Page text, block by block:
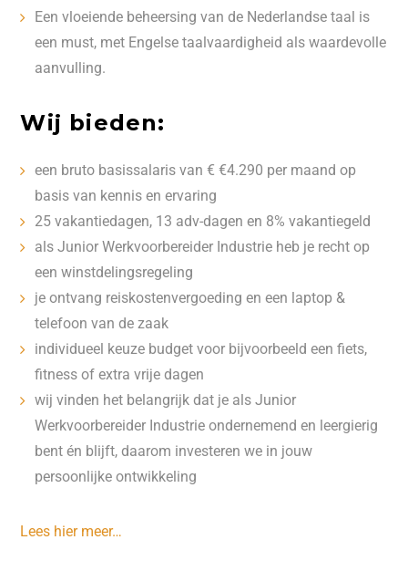
Een vloeiende beheersing van de Nederlandse taal is
een must, met Engelse taalvaardigheid als waardevolle
aanvulling.
Wij bieden:
een bruto basissalaris van € €4.290 per maand op
basis van kennis en ervaring
25 vakantiedagen, 13 adv-dagen en 8% vakantiegeld
als Junior Werkvoorbereider Industrie heb je recht op
een winstdelingsregeling
je ontvang reiskostenvergoeding en een laptop &
telefoon van de zaak
individueel keuze budget voor bijvoorbeeld een fiets,
fitness of extra vrije dagen
wij vinden het belangrijk dat je als Junior
Werkvoorbereider Industrie ondernemend en leergierig
bent én blijft, daarom investeren we in jouw
persoonlijke ontwikkeling
Lees hier meer…